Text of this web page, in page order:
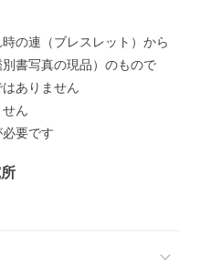
の連（ブレスレット）から
書写真の現品）のもので
ありません
ん
要です